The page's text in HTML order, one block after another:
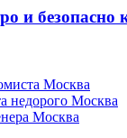
и
Москва
недорого Москва
Москва